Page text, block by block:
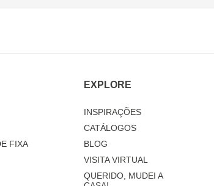
FIXA
EXPLORE
INSPIRAÇÕES
CATÁLOGOS
BLOG
VISITA VIRTUAL
QUERIDO, MUDEI A